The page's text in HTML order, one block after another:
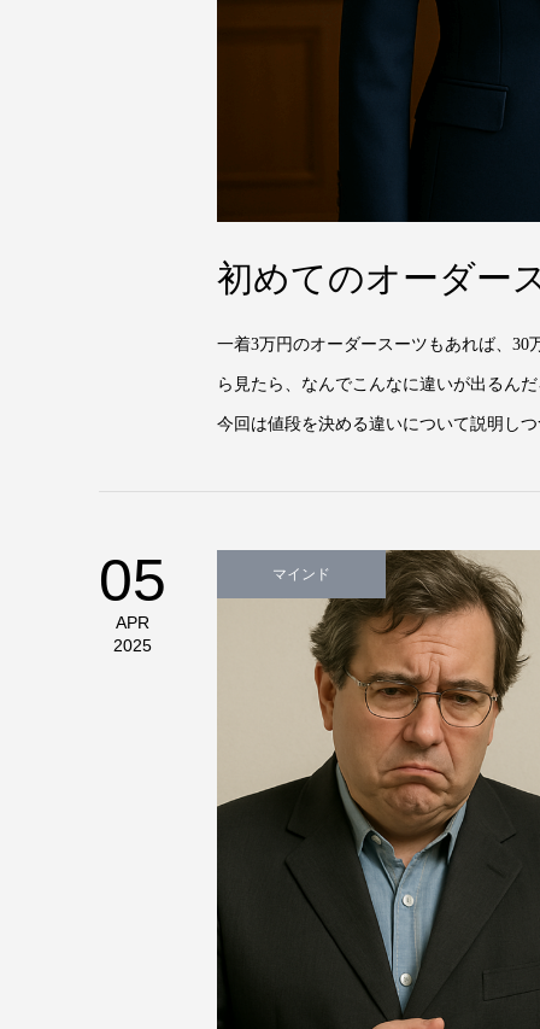
初めてのオーダー
一着3万円のオーダースーツもあれば、
ら見たら、なんでこんなに違いが出るん
今回は値段を決める違いについて説明し
05
APR
2025
マインド